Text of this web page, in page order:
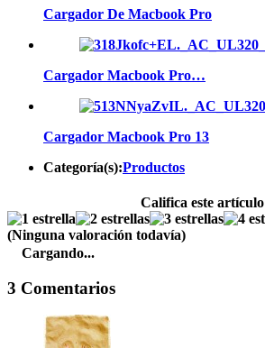
Cargador De Macbook Pro
Cargador Macbook Pro…
Cargador Macbook Pro 13
Categoría(s):Productos
Califica este artículo
(Ninguna valoración todavía)
Cargando...
3 Comentarios